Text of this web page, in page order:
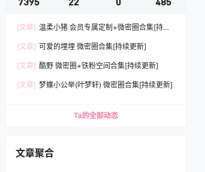
[文章] 温柔小猪 会员专属定制+微密圈合集[持续
[文章] 可爱的埋埋 微密圈合集[持续更新]
[文章] 酷野 微密圈+铁粉空间合集[持续更新]
[文章] 梦蝶小公举(叶梦轩) 微密圈合集[持续更新]
Ta的全部动态
文章聚合